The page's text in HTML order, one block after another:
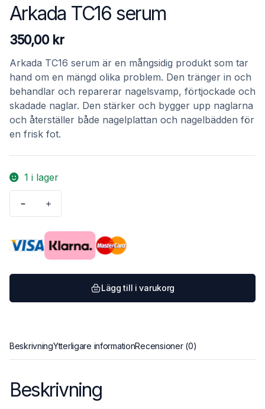
Arkada TC16 serum
350,00 kr
Arkada TC16 serum är en mångsidig produkt som tar
hand om en mängd olika problem. Den tränger in och
behandlar och reparerar nagelsvamp, förtjockade och
skadade naglar. Den stärker och bygger upp naglarna
och återställer både nagelplattan och nagelbädden för
en frisk fot.
1 i lager
mängd
Lägg till i varukorg
BeskrivningYtterligare informationRecensioner (0)
Beskrivning